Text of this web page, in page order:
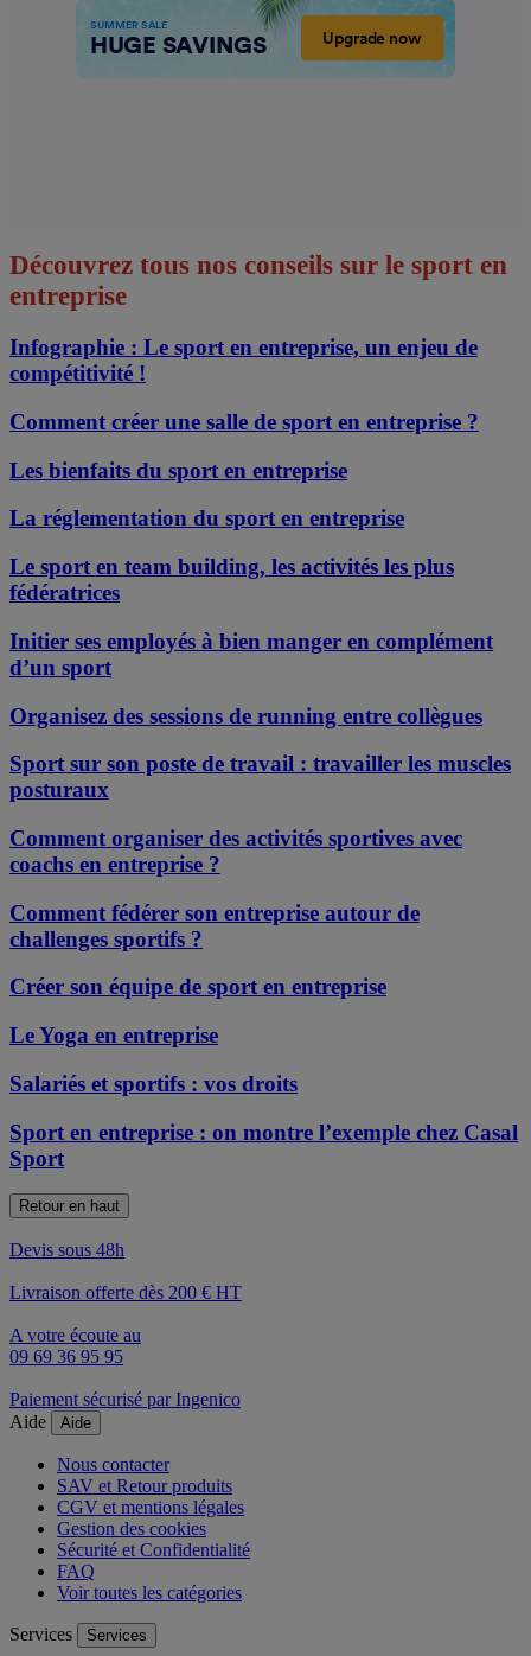
Découvrez tous nos conseils sur le sport en
entreprise
Infographie : Le sport en entreprise, un enjeu de
compétitivité !
Comment créer une salle de sport en entreprise ?
Les bienfaits du sport en entreprise
La réglementation du sport en entreprise
Le sport en team building, les activités les plus
fédératrices
Initier ses employés à bien manger en complément
d’un sport
Organisez des sessions de running entre collègues
Sport sur son poste de travail : travailler les muscles
posturaux
Comment organiser des activités sportives avec
coachs en entreprise ?
Comment fédérer son entreprise autour de
challenges sportifs ?
Créer son équipe de sport en entreprise
Le Yoga en entreprise
Salariés et sportifs : vos droits
Sport en entreprise : on montre l’exemple chez Casal
Sport
Retour en haut
Devis sous 48h
Livraison offerte dès 200 € HT
A votre écoute au
09 69 36 95 95
Paiement sécurisé par Ingenico
Aide
Aide
Nous contacter
SAV et Retour produits
CGV et mentions légales
Gestion des cookies
Sécurité et Confidentialité
FAQ
Voir toutes les catégories
Services Services